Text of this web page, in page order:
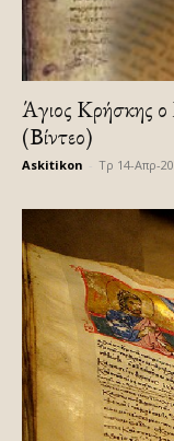
Άγιος Κρήσκης ο
(Βίντεο)
Askitikon Τρ 14-Απρ-